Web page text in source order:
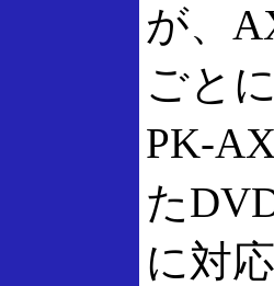
が、
ごと
PK-
た
に対